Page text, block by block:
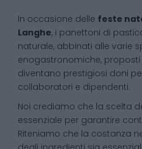
In occasione delle feste
Langhe, i panettoni di
naturale, abbinati alle varie
enogastronomiche, proposti
diventano prestigiosi doni
collaboratori e dipendenti.
Noi crediamo che la scelta
essenziale per garantire
Riteniamo che la costanza